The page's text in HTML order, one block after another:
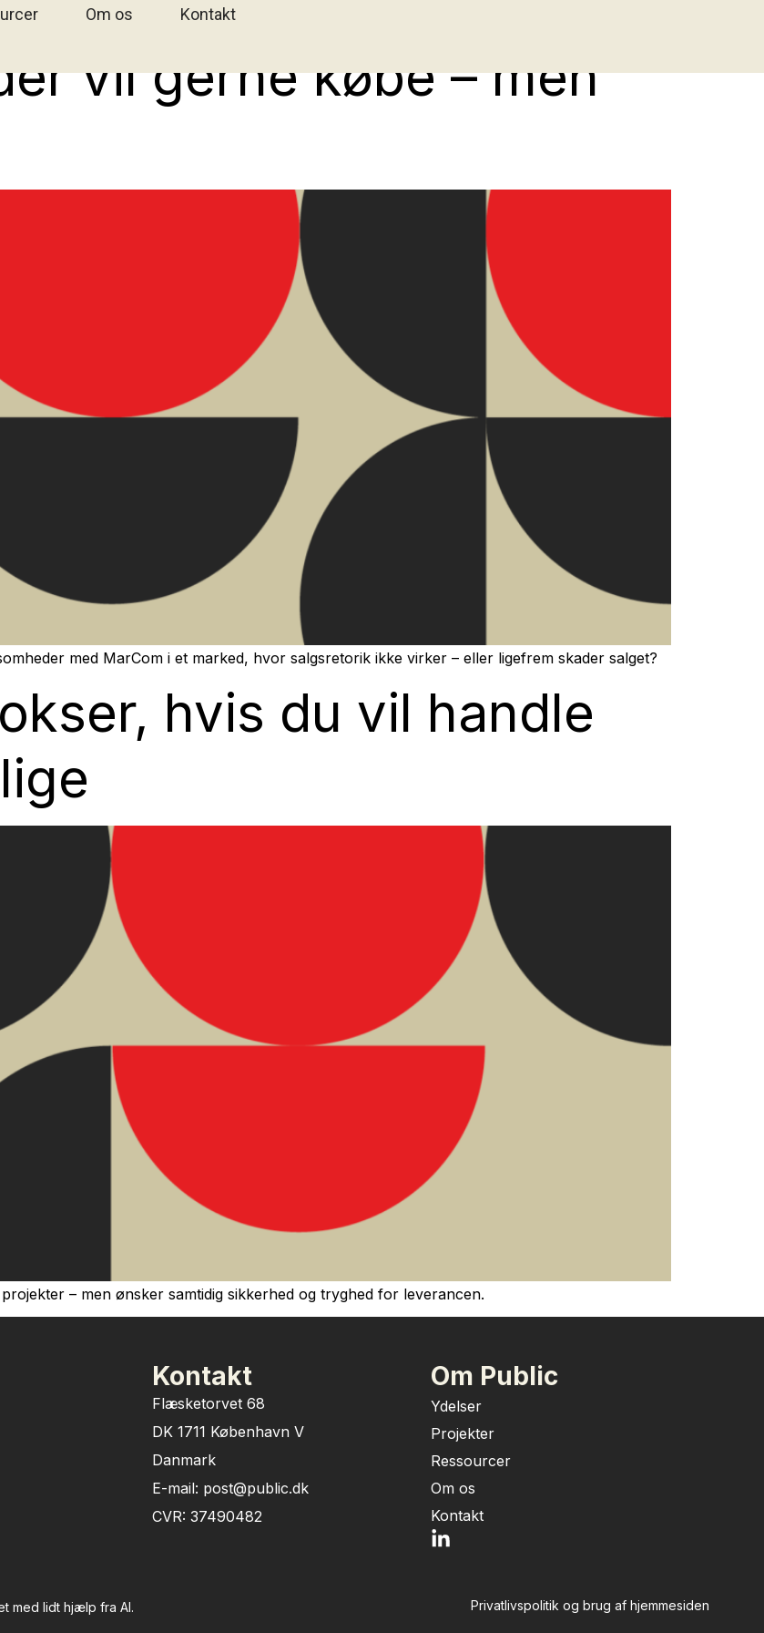
Om os Kontakt
vil gerne købe – men
med MarCom i et marked, hvor salgsretorik ikke virker – eller ligefrem skader salget?
hvis du vil handle
– men ønsker samtidig sikkerhed og tryghed for leverancen.
Kontakt
Flæsketorvet 68
DK 1711 København V
Danmark
E-mail: post@public.dk
CVR: 37490482
Om Public
Ydelser
Projekter
Ressourcer
Om os
Kontakt
med lidt hjælp fra AI. Privatlivspolitik og brug af hjemmesiden